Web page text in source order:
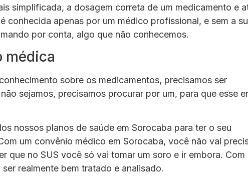
simplificada, a dosagem correta de um medicamento e
conhecida apenas por um médico profissional, e sem a
por conta, algo que não conhecemos.
médica
sobre os medicamentos, precisamos ser
sejamos, precisamos procurar por um, para que esse
nossos planos de saúde em Sorocaba para ter o seu
um convênio médico em Sorocaba, você não vai
que no SUS você só vai tomar um soro e ir embora. Com
realmente bem tratado e analisado.